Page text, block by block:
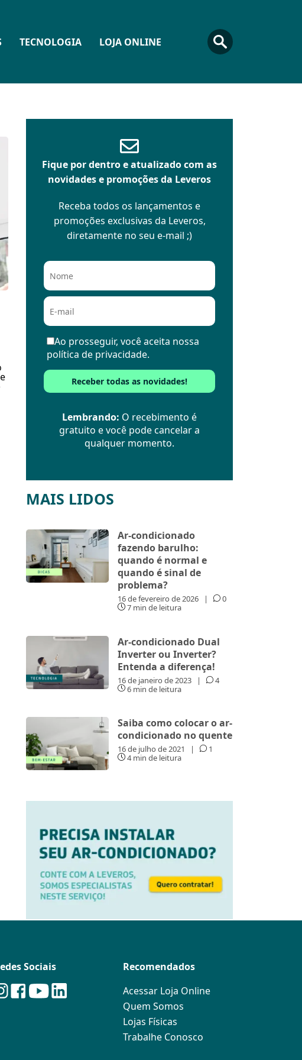
TECNOLOGIA LOJA ONLINE
Fique por dentro e atualizado com as
novidades e promoções da Leveros
Receba todos os lançamentos e
promoções exclusivas da Leveros,
diretamente no seu e-mail ;)
Ao prosseguir, você aceita nossa
política de privacidade.
Lembrando: O recebimento é
gratuito e você pode cancelar a
qualquer momento.
MAIS LIDOS
Ar-condicionado
fazendo barulho:
quando é normal e
quando é sinal de
problema?
16 de fevereiro de 2026 |
0
7 min de leitura
Ar-condicionado Dual
Inverter ou Inverter?
Entenda a diferença!
16 de janeiro de 2023 |
4
6 min de leitura
Saiba como colocar o ar-
condicionado no quente
16 de julho de 2021 |
1
4 min de leitura
Sociais
Recomendados
Acessar Loja Online
Quem Somos
Lojas Físicas
Trabalhe Conosco